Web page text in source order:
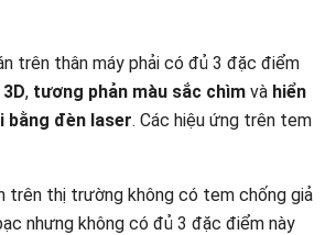
trên thân máy phải có đủ 3 đặc điểm
, tương phản màu sắc chìm và hiển
bằng đèn laser. Các hiệu ứng trên tem
trên thị trường không có tem chống giả
nhưng không có đủ 3 đặc điểm này